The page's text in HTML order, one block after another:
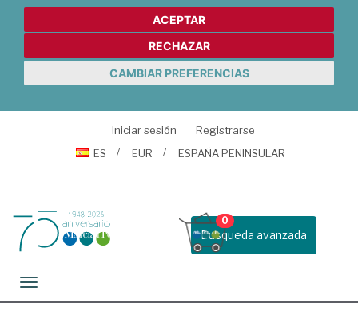
ACEPTAR
RECHAZAR
CAMBIAR PREFERENCIAS
Iniciar sesión
Registrarse
ES
EUR ESPAÑA PENINSULAR
Busqueda avanzada
0
Toggle navigation